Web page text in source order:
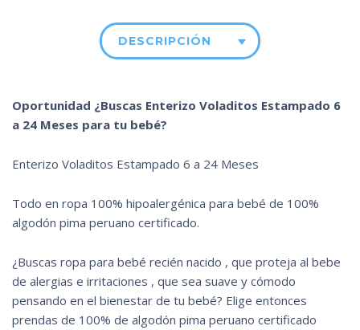
DESCRIPCIÓN
Oportunidad ¿Buscas Enterizo Voladitos Estampado 6
a 24 Meses para tu bebé?
Enterizo Voladitos Estampado 6 a 24 Meses
Todo en ropa 100% hipoalergénica para bebé de 100%
algodón pima peruano certificado.
¿Buscas ropa para bebé recién nacido , que proteja al bebe
de alergias e irritaciones , que sea suave y cómodo
pensando en el bienestar de tu bebé? Elige entonces
prendas de 100% de algodón pima peruano certificado